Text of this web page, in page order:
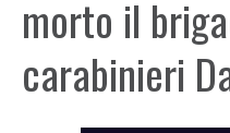
morto il
carabinieri